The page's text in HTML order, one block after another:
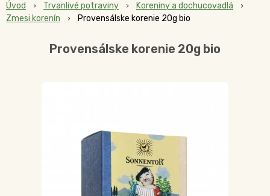
Úvod Trvanlivé potraviny
Koreniny a dochucovadlá
Zmesi korenín
Provensálske korenie 20g bio
Provensálske korenie 20g bio